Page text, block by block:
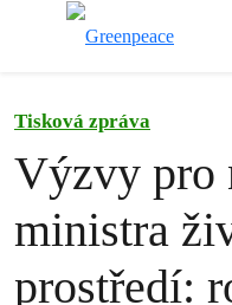
Tisková zpráva
Výzvy pro
ministra
prostředí: